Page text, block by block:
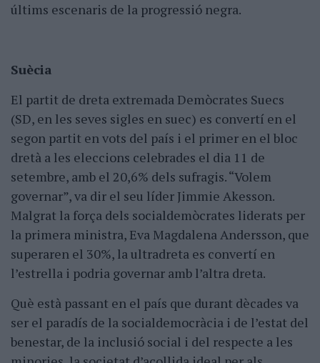
últims escenaris de la progressió negra.
Suècia
El partit de dreta extremada Demòcrates Suecs
(SD, en les seves sigles en suec) es convertí en el
segon partit en vots del país i el primer en el bloc
dretà a les eleccions celebrades el dia 11 de
setembre, amb el 20,6% dels sufragis. “Volem
governar”, va dir el seu líder Jimmie Akesson.
Malgrat la força dels socialdemòcrates liderats per
la primera ministra, Eva Magdalena Andersson, que
superaren el 30%, la ultradreta es convertí en
l’estrella i podria governar amb l’altra dreta.
Què està passant en el país que durant dècades va
ser el paradís de la socialdemocràcia i de l’estat del
benestar, de la inclusió social i del respecte a les